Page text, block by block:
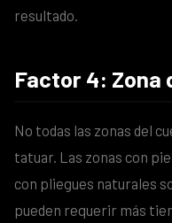
resultado.
Factor 4: Zona
No todas las zonas del
tatuar. Las zonas con
con pliegues naturales
pueden requerir más